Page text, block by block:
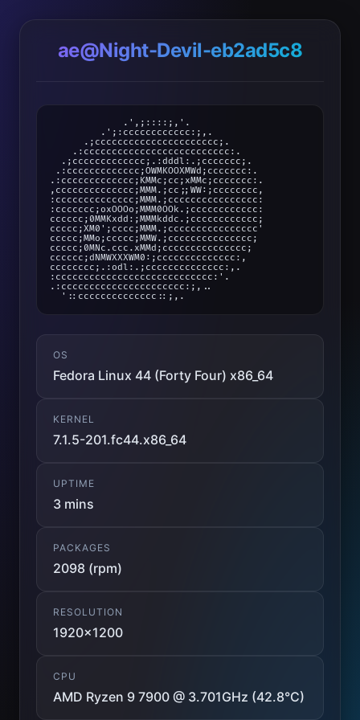
ae@Night-Devil-eb2ad5c8
             .',;::::;,'.
         .';:cccccccccccc:;,.
      .;cccccccccccccccccccccc;.
    .:cccccccccccccccccccccccccc:.
  .;ccccccccccccc;.:dddl:.;ccccccc;.
.:ccccccccccccc;OWMKOOXMWd;ccccccc:.
.:ccccccccccccc;KMMc;cc;xMMc;ccccccc:.
,cccccccccccccc;MMM.;cc;;WW:;cccccccc,
:cccccccccccccc;MMM.;cccccccccccccccc:
:ccccccc;oxOOOo;MMM0OOk.;cccccccccccc:
cccccc;0MMKxdd:;MMMkddc.;cccccccccccc;
ccccc;XM0';cccc;MMM.;cccccccccccccccc'
ccccc;MMo;ccccc;MMW.;ccccccccccccccc;
ccccc;0MNc.ccc.xMMd;ccccccccccccccc;
cccccc;dNMWXXXWM0:;cccccccccccccc:,
cccccccc;.:odl:.;cccccccccccccc:,.
:cccccccccccccccccccccccccccc:'.
.:cccccccccccccccccccccc:;,..
OS
Fedora Linux 44 (Forty Four) x86_64
KERNEL
7.1.5-201.fc44.x86_64
UPTIME
3 mins
PACKAGES
2098 (rpm)
RESOLUTION
1920x1200
CPU
AMD Ryzen 9 7900 @ 3.701GHz (42.8°C)